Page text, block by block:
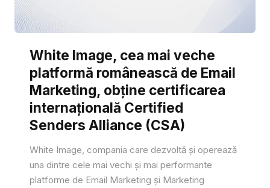
White Image, cea mai veche
platformă românească de Email
Marketing, obține certificarea
internațională Certified
Senders Alliance (CSA)
White Image, compania care dezvoltă și operează
una dintre cele mai vechi și mai performante
platforme de Email Marketing și Marketing